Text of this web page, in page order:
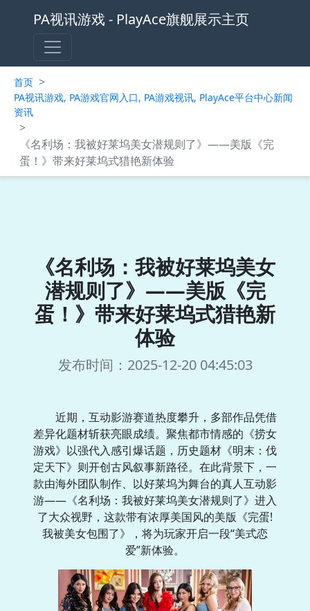
PA视讯游戏 - PlayAce旗舰展示主页
首页 >
PA视讯游戏, PA游戏官网入口, PA游戏视讯, PlayAce平台中心新闻
资讯
>
《名利场：我被好莱坞美女潜规则了》——美版《完
蛋！》带来好莱坞式猎艳新体验
《名利场：我被好莱坞美女
潜规则了》——美版《完
蛋！》带来好莱坞式猎艳新
体验
发布时间：2025-12-20 04:45:03
近期，互动影游赛道热度攀升，多部作品凭借
差异化题材斩获亮眼成绩。聚焦都市情感的《捞女
游戏》以强代入感引爆话题，历史题材《明末：伐
定天下》则开创古风叙事新路径。在此背景下，一
款由海外团队制作、以好莱坞为舞台的真人互动影
游——《名利场：我被好莱坞美女潜规则了》进入
了大众视野，这款带有浓厚美国风的美版《完蛋!
我被美女包围了》，将为玩家开启一段“美式恋
爱”新体验。